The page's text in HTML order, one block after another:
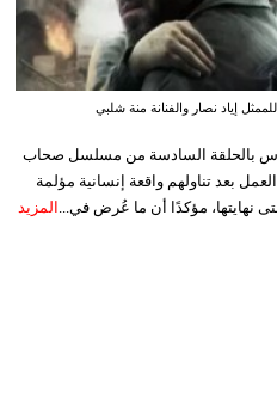
إياد نصار والفنانة منة شلبي
بالحلقة السادسة من مسلسل صحاب
بعد تناولهم واقعة إنسانية مؤلمة
نهايتها، مؤكدًا أن ما عُرض في... المزيد